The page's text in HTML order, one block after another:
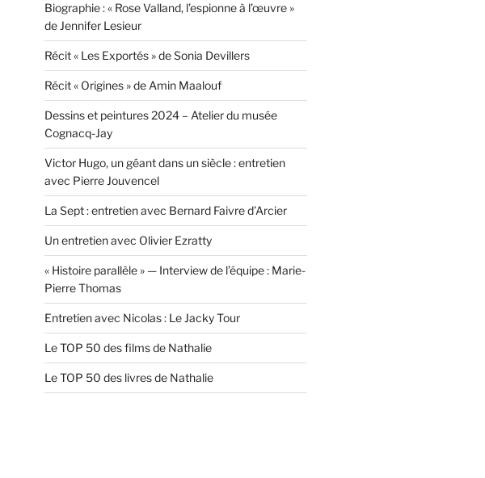
Biographie : « Rose Valland, l’espionne à l’œuvre »
de Jennifer Lesieur
Récit « Les Exportés » de Sonia Devillers
Récit « Origines » de Amin Maalouf
Dessins et peintures 2024 – Atelier du musée
Cognacq-Jay
Victor Hugo, un géant dans un siècle : entretien
avec Pierre Jouvencel
La Sept : entretien avec Bernard Faivre d’Arcier
Un entretien avec Olivier Ezratty
« Histoire parallèle » — Interview de l’équipe : Marie-
Pierre Thomas
Entretien avec Nicolas : Le Jacky Tour
Le TOP 50 des films de Nathalie
Le TOP 50 des livres de Nathalie